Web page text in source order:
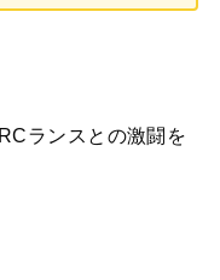
ランスとの激闘を